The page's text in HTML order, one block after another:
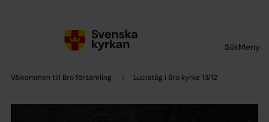
SökMeny
Välkommen till Bro församling Luciatåg i Bro kyrka 13/12